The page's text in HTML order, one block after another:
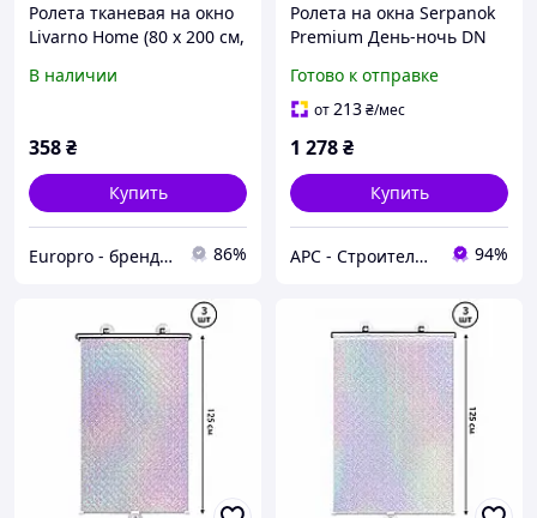
Ролета тканевая на окно
Livarno Home (80 x 200 см,
В наличии
358₴
Купить
Europro - бренд надійної техніки 86%
Ролета на окна Serpanok
Premium День-ночь DN
Готово к отправке
от213₴/мес
1 278₴
Купить
АРС - Строительный интернет-гипермаркет 94%